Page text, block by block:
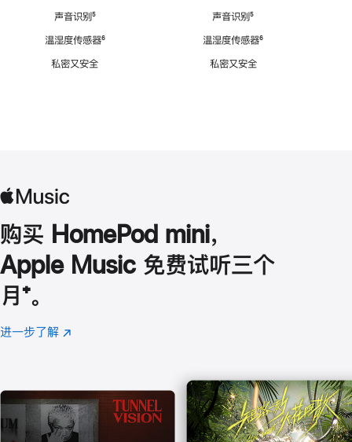
声音识别脚
⁵
温湿度传感器脚
⁶
私密又安全
声音识别脚
⁵
温湿度传感器脚
⁶
私密又安全
购买 HomePod mini，
Apple Music 免费试听三个
月 脚
注
⁺。
进一步了解 Apple
(在
口
中
打